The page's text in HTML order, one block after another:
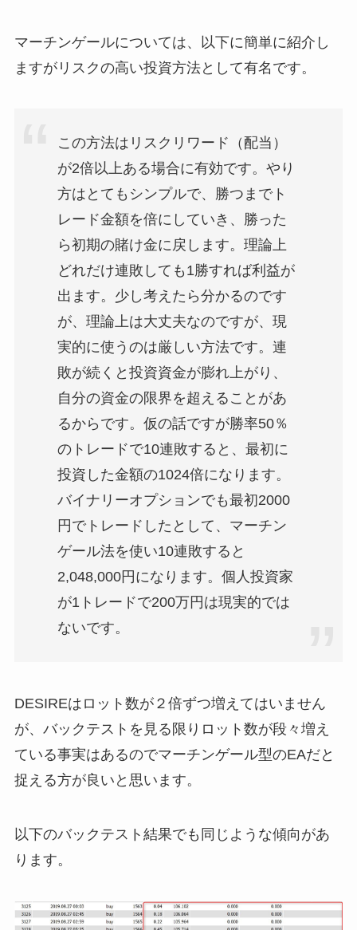
マーチンゲールについては、以下に簡単に紹介し
ますがリスクの高い投資方法として有名です。
この方法はリスクリワード（配当）
が2倍以上ある場合に有効です。やり
方はとてもシンプルで、勝つまでト
レード金額を倍にしていき、勝った
ら初期の賭け金に戻します。理論上
どれだけ連敗しても1勝すれば利益が
出ます。少し考えたら分かるのです
が、理論上は大丈夫なのですが、現
実的に使うのは厳しい方法です。連
敗が続くと投資資金が膨れ上がり、
自分の資金の限界を超えることがあ
るからです。仮の話ですが勝率50％
のトレードで10連敗すると、最初に
投資した金額の1024倍になります。
バイナリーオプションでも最初2000
円でトレードしたとして、マーチン
ゲール法を使い10連敗すると
2,048,000円になります。個人投資家
が1トレードで200万円は現実的では
ないです。
DESIREはロット数が２倍ずつ増えてはいません
が、バックテストを見る限りロット数が段々増え
ている事実はあるのでマーチンゲール型のEAだと
捉える方が良いと思います。
以下のバックテスト結果でも同じような傾向があ
ります。